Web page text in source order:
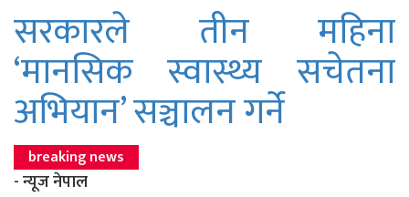
सरकारले तीन महिना
‘मानसिक स्वास्थ्य सचेतना
अभियान’ सञ्चालन गर्ने
breaking news
- न्यूज नेपाल